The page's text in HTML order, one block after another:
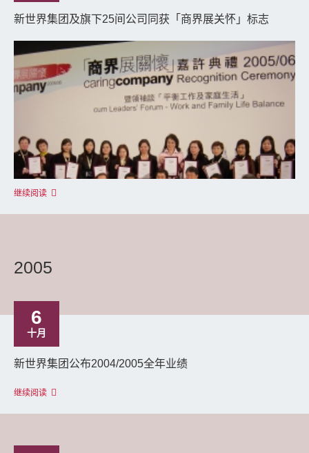
新世界集团及旗下25间公司同获「商界展关怀」标志
继续阅读
2005
6
十月
新世界集团公布2004/2005全年业绩
继续阅读